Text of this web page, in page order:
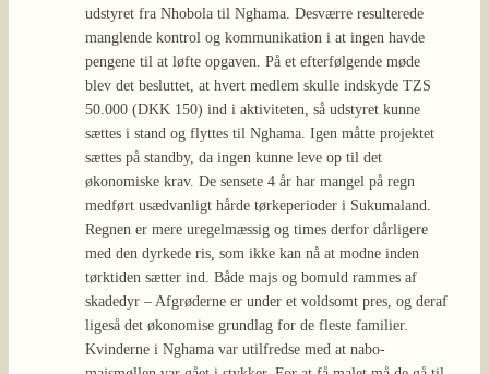
udstyret fra Nhobola til Nghama. Desværre resulterede
manglende kontrol og kommunikation i at ingen havde
pengene til at løfte opgaven. På et efterfølgende møde
blev det besluttet, at hvert medlem skulle indskyde TZS
50.000 (DKK 150) ind i aktiviteten, så udstyret kunne
sættes i stand og flyttes til Nghama. Igen måtte projektet
sættes på standby, da ingen kunne leve op til det
økonomiske krav. De sensete 4 år har mangel på regn
medført usædvanligt hårde tørkeperioder i Sukumaland.
Regnen er mere uregelmæssig og times derfor dårligere
med den dyrkede ris, som ikke kan nå at modne inden
tørktiden sætter ind. Både majs og bomuld rammes af
skadedyr – Afgrøderne er under et voldsomt pres, og deraf
ligeså det økonomise grundlag for de fleste familier.
Kvinderne i Nghama var utilfredse med at nabo-